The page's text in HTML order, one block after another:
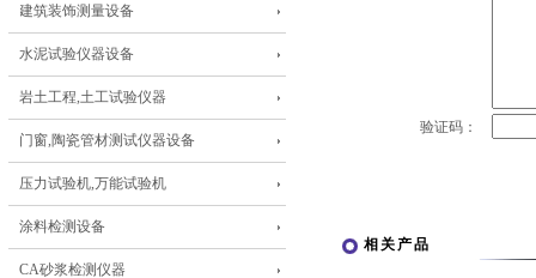
建筑装饰测量设备
水泥试验仪器设备
岩土工程,土工试验仪器
门窗,陶瓷管材测试仪器设备
压力试验机,万能试验机
涂料检测设备
CA砂浆检测仪器
验证码：
相关产品